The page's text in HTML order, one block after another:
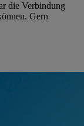
die Verbindung
Gern